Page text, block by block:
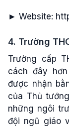
► Website:
4. Trường
Trường cấp
cách đây
được nhận
của Thủ
những ngôi
đội ngũ giáo